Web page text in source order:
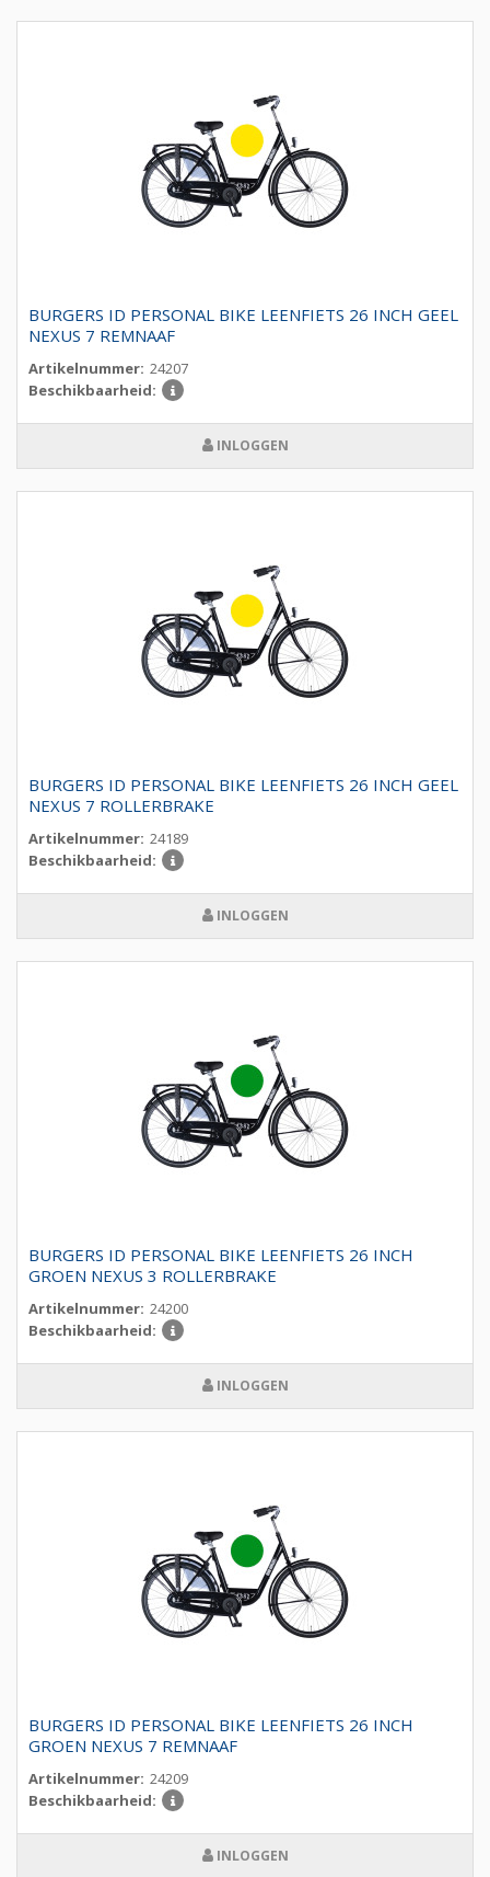
BURGERS ID PERSONAL BIKE LEENFIETS 26 INCH GEEL
NEXUS 7 REMNAAF
Artikelnummer: 24207
Beschikbaarheid:
INLOGGEN
BURGERS ID PERSONAL BIKE LEENFIETS 26 INCH GEEL
NEXUS 7 ROLLERBRAKE
Artikelnummer: 24189
Beschikbaarheid:
INLOGGEN
BURGERS ID PERSONAL BIKE LEENFIETS 26 INCH
GROEN NEXUS 3 ROLLERBRAKE
Artikelnummer: 24200
Beschikbaarheid:
INLOGGEN
BURGERS ID PERSONAL BIKE LEENFIETS 26 INCH
GROEN NEXUS 7 REMNAAF
Artikelnummer: 24209
Beschikbaarheid:
INLOGGEN